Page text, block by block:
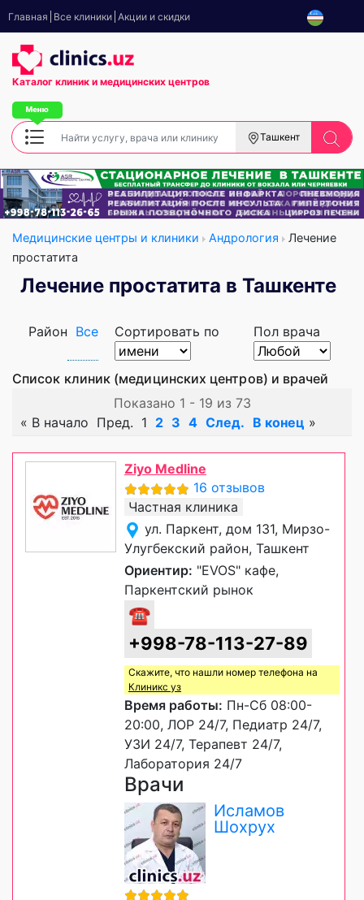
Главная Все клиники Акции и скидки
Каталог клиник и медицинских центров
Ташкент
Медицинские центры и клиники Андрология
Лечение
простатита
Лечение простатита в Ташкенте
Район Все Сортировать по Пол врача
Список клиник (медицинских центров) и врачей
Показано 1 - 19 из 73
« В начало Пред. 1 2 3 4 След. В конец »
Ziyo Medline
16 отзывов
Частная клиника
ул. Паркент, дом 131, Мирзо-
Улугбекский район, Ташкент
Ориентир: "EVOS" кафе,
Паркентский рынок
☎
+998-78-113-27-89
Скажите, что нашли номер телефона на
Клиникс уз
Время работы: Пн-Сб 08:00-
20:00, ЛОР 24/7, Педиатр 24/7,
УЗИ 24/7, Терапевт 24/7,
Лаборатория 24/7
Врачи
Исламов
Шохрух